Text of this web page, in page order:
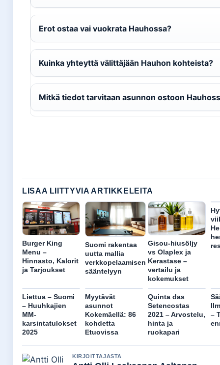
Erot ostaa vai vuokrata Hauhossa?
Kuinka yhteyttä välittäjään Hauhon kohteista?
Mitkä tiedot tarvitaan asunnon ostoon
LISAA LIITTYVIA ARTIKKELEITA
Burger King
Menu –
Hinnasto, Kalorit
ja Tarjoukset
Suomi rakentaa
uutta mallia
verkkopelaamisen
sääntelyyn
Gisou-hiusöljy
vs Olaplex ja
Kerastase –
vertailu ja
kokemukset
Liettua – Suomi
– Huuhkajien
MM-
karsintatulokset
2025
Myytävät
asunnot
Kokemäellä: 86
kohdetta
Etuovissa
Quinta das
Setencostas
2021 – Arvostelu,
hinta ja
ruokapari
–
KIRJOITTAJASTA